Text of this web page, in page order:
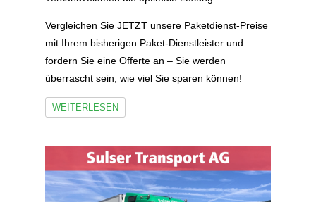
Vergleichen Sie JETZT unsere Paketdienst-Preise
mit Ihrem bisherigen Paket-Dienstleister und
fordern Sie eine Offerte an – Sie werden
überrascht sein, wie viel Sie sparen können!
WEITERLESEN